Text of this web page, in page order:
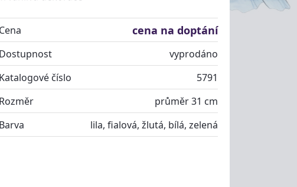
Cena cena na doptání
Dostupnost
vyprodáno
Katalogové číslo
5791
Rozměr
průměr 31 cm
Barva
lila, fialová, žlutá, bílá, zelená